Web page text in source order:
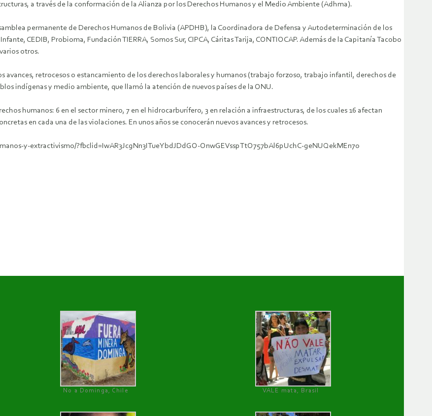
a través de la conformación de la Alianza por los Derechos Humanos y el Medio Ambiente (Adhma).
permanente de Derechos Humanos de Bolivia (APDHB), la Coordinadora de Defensa y Autodeterminación de los
CEDIB, Probioma, Fundación TIERRA, Somos Sur, CIPCA, Cáritas Tarija, CONTIOCAP. Además de la Capitanía Tacobo
otros.
avances, retrocesos o estancamiento de los derechos laborales y humanos (trabajo forzoso, trabajo infantil, derechos de
indígenas y medio ambiente, que llamó la atención de nuevos países de la ONU.
humanos: 6 en el sector minero, 7 en el hidrocarburífero, 3 en relación a infraestructuras, de los cuales 16 afectan
en cada una de las violaciones. En unos años se conocerán nuevos avances y retrocesos.
y-extractivismo/?fbclid=IwAR3JcgNn3ITueYbdJDdGO-OnwGEVsspTtO757bAl6pUchC-geNUQekMEn7o
No a Dominga, Chile
VALE mata, Brasil